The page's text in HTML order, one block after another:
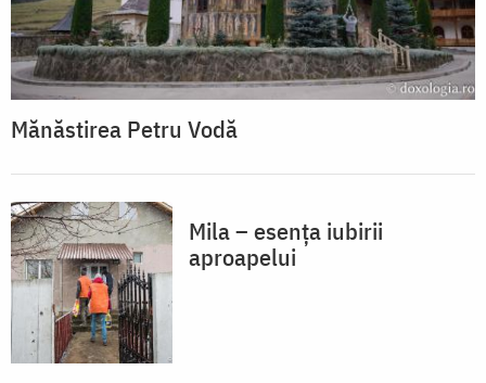
Mănăstirea Petru Vodă
Mila – esența iubirii
aproapelui